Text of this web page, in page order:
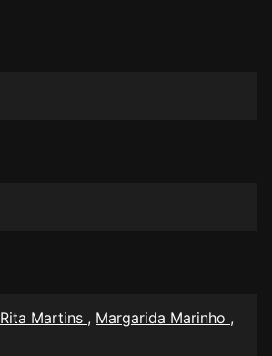
Rita Martins , Margarida Marinho ,